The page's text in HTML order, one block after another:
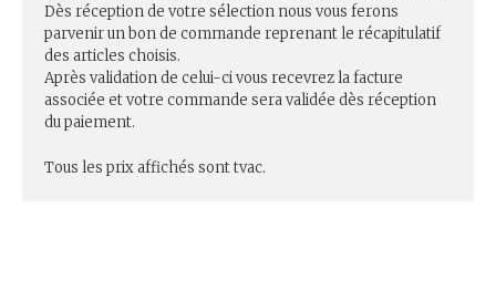
Dès réception de votre sélection nous vous ferons
parvenir un bon de commande reprenant le récapitulatif
des articles choisis.
Après validation de celui-ci vous recevrez la facture
associée et votre commande sera validée dès réception
du paiement.
Tous les prix affichés sont tvac.